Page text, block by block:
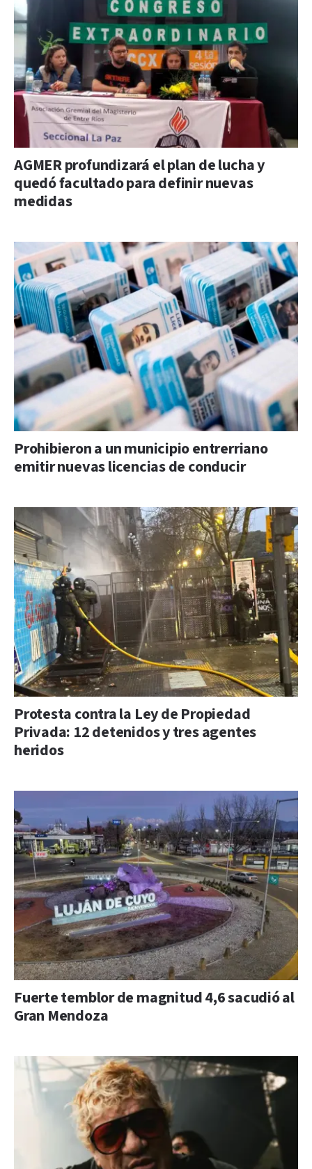
AGMER profundizará el plan de lucha y
quedó facultado para definir nuevas
medidas
Prohibieron a un municipio entrerriano
emitir nuevas licencias de conducir
Protesta contra la Ley de Propiedad
Privada: 12 detenidos y tres agentes
heridos
Fuerte temblor de magnitud 4,6 sacudió al
Gran Mendoza